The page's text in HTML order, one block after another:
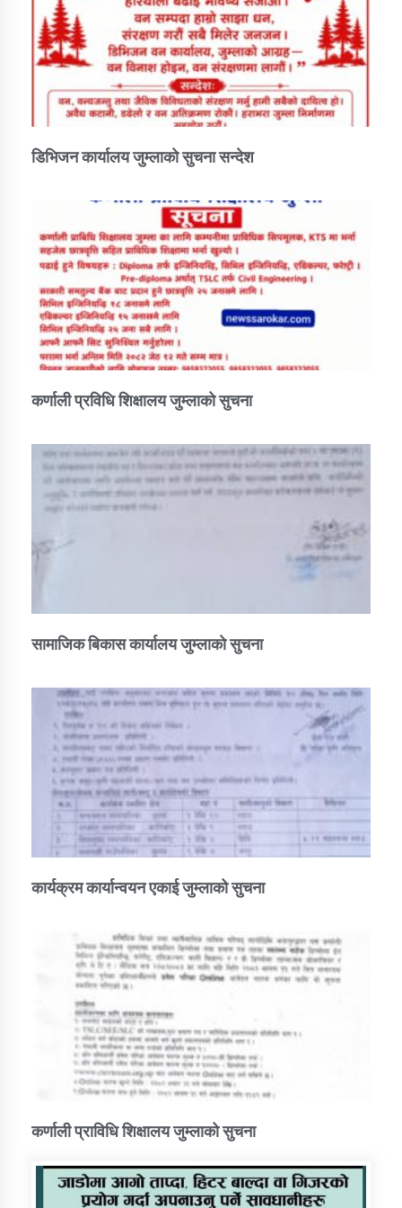
डिभिजन कार्यालय जुम्लाको सुचना सन्देश
कर्णाली प्रविधि शिक्षालय जुम्लाको सुचना
सामाजिक बिकास कार्यालय जुम्लाकाे सुचना
कार्यक्रम कार्यान्वयन एकाई जुम्लाको सुचना
कर्णाली प्राविधि शिक्षालय जुम्लाको सुचना